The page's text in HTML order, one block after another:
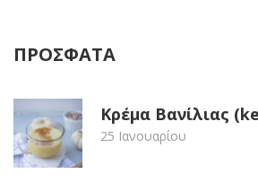
ΠΡΟΣΦΑΤΑ
Κρέμα Βανίλιας
25 Ιανουαρίου